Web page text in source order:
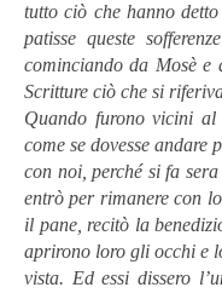
tutto ciò che hanno
patisse queste
cominciando da Mosè
Scritture ciò che si
Quando furono vicini
come se dovesse andare
con noi, perché si fa
entrò per rimanere con
il pane, recitò la
aprirono loro gli occhi e
vista. Ed essi dissero